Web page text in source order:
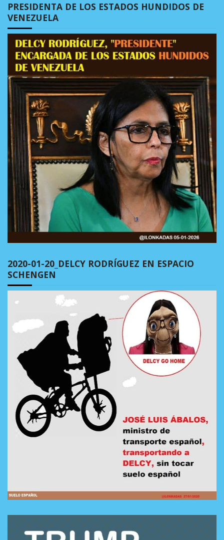
PRESIDENTA DE LOS ESTADOS HUNDIDOS DE
VENEZUELA
2020-01-20_DELCY RODRÍGUEZ EN ESPACIO
SCHENGEN